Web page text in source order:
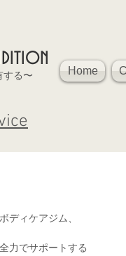
する〜 Home
ディケアジム、
力でサポートする